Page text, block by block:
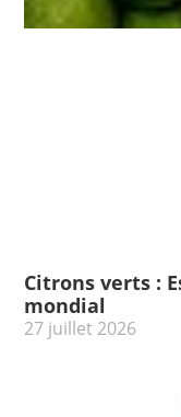
Citrons verts :
mondial
27 juillet 2026